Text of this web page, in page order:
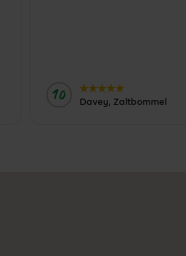
10 Door:
Davey, Zaltbommel